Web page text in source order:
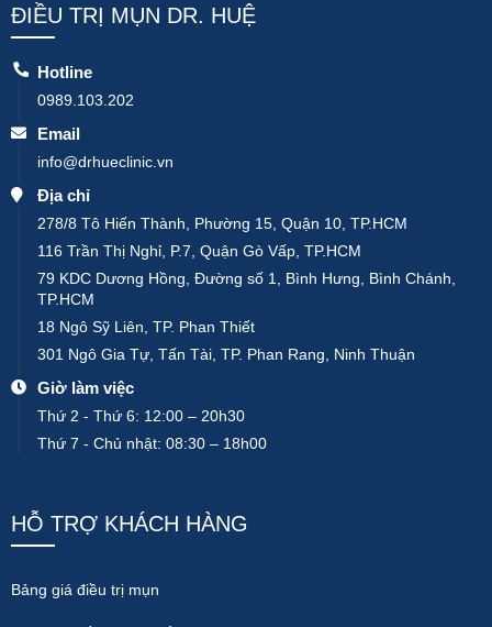
ĐIỀU TRỊ MỤN DR. HUỆ
Hotline
0989.103.202
Email
info@drhueclinic.vn
Địa chỉ
278/8 Tô Hiến Thành, Phường 15, Quận 10, TP.HCM
116 Trần Thị Nghỉ, P.7, Quận Gò Vấp, TP.HCM
79 KDC Dương Hồng, Đường số 1, Bình Hưng, Bình Chánh,
TP.HCM
18 Ngô Sỹ Liên, TP. Phan Thiết
301 Ngô Gia Tự, Tấn Tài, TP. Phan Rang, Ninh Thuận
Giờ làm việc
Thứ 2 - Thứ 6: 12:00 – 20h30
Thứ 7 - Chủ nhật: 08:30 – 18h00
HỖ TRỢ KHÁCH HÀNG
Bảng giá điều trị mụn